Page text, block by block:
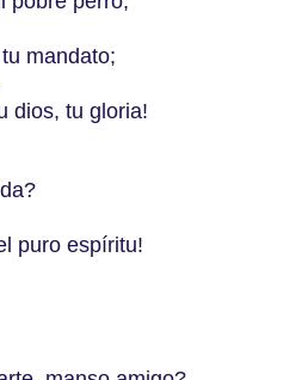
mandato;
dios, tu gloria!
puro espíritu!